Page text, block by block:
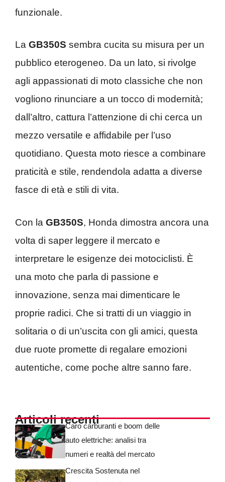
funzionale.
La GB350S sembra cucita su misura per un
pubblico eterogeneo. Da un lato, si rivolge
agli appassionati di moto classiche che non
vogliono rinunciare a un tocco di modernità;
dall’altro, cattura l’attenzione di chi cerca un
mezzo versatile e affidabile per l’uso
quotidiano. Questa moto riesce a combinare
praticità e stile, rendendola adatta a diverse
fasce di età e stili di vita.
Con la GB350S, Honda dimostra ancora una
volta di saper leggere il mercato e
interpretare le esigenze dei motociclisti. È
una moto che parla di passione e
innovazione, senza mai dimenticare le
proprie radici. Che si tratti di un viaggio in
solitaria o di un’uscita con gli amici, questa
due ruote promette di regalare emozioni
autentiche, come poche altre sanno fare.
Articoli recentiCaro carburanti e boom delle
auto elettriche: analisi tra
numeri e realtà del mercato
Crescita Sostenuta nel